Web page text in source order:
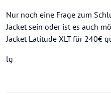
Nur noch eine Frage zum
Jacket sein oder ist es auch
Jacket Latitude XLT für 240€
lg